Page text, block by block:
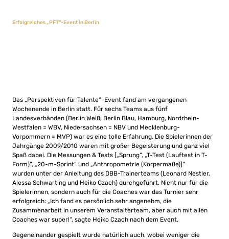
Erfolgreiches „PFT“-Event in Berlin
Das „Perspektiven für Talente“-Event fand am vergangenen
Wochenende in Berlin statt. Für sechs Teams aus fünf
Landesverbänden (Berlin Weiß, Berlin Blau, Hamburg, Nordrhein-
Westfalen = WBV, Niedersachsen = NBV und Mecklenburg-
Vorpommern = MVP) war es eine tolle Erfahrung. Die Spielerinnen der
Jahrgänge 2009/2010 waren mit großer Begeisterung und ganz viel
Spaß dabei. Die Messungen & Tests [„Sprung“, „T-Test (Lauftest in T-
Form)“, „20-m-Sprint“ und „Anthropometrie (Körpermaße)]“
wurden unter der Anleitung des DBB-Trainerteams (Leonard Nestler,
Alessa Schwarting und Heiko Czach) durchgeführt. Nicht nur für die
Spielerinnen, sondern auch für die Coaches war das Turnier sehr
erfolgreich: „Ich fand es persönlich sehr angenehm, die
Zusammenarbeit in unserem Veranstalterteam, aber auch mit allen
Coaches war super!“, sagte Heiko Czach nach dem Event.
Gegeneinander gespielt wurde natürlich auch, wobei weniger die